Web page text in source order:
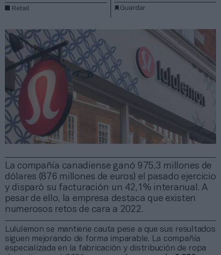
La compañía canadiense ganó 975,3 millones de
dólares (876 millones de euros) el pasado ejercicio
y disparó su facturación un 42,1% interanual. A
pesar de ello, la empresa destaca que existen
numerosos retos de cara a 2022.
Retail Guardar
Lululemon se mantiene cauta pese a que sus resultados
siguen mejorando de forma imparable. La compañía
especializada en la fabricación y distribución de ropa